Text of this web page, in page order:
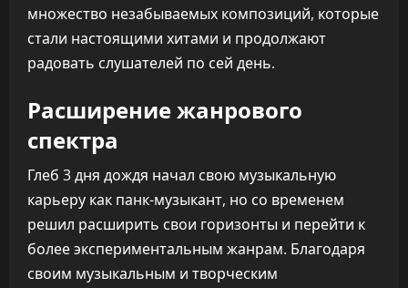
множество незабываемых композиций, которые
стали настоящими хитами и продолжают
радовать слушателей по сей день.
Расширение жанрового
спектра
Глеб 3 дня дождя начал свою музыкальную
карьеру как панк-музыкант, но со временем
решил расширить свои горизонты и перейти к
более экспериментальным жанрам. Благодаря
своим музыкальным и творческим